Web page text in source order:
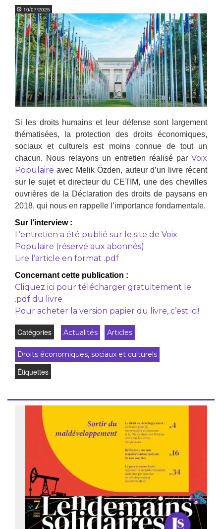
10/07/2025
Si les droits humains et leur défense sont largement
thématisées, la protection des droits économiques,
sociaux et culturels est moins connue de tout un
chacun. Nous relayons un entretien réalisé parVoix
Populaire avec Melik Özden, auteur d’un livre récent
sur le sujet et directeur du CETIM, une des chevilles
ouvrières de la Déclaration des droits de paysans en
2018, qui nous en rappelle l’importance fondamentale.
Sur l’interview :
L’entretien a été publié sur le site de Voix
Populaire (réservé aux abonnés)
Lire l’article en format .pdf
Concernant cette publication :
Cliquez ici pour télécharger gratuitement le
.pdf du livre
Pour acheter la version papier du livre, c’est ici!
Catégories Actualités Articles
Droits économiques, sociaux et culturels
Étiquettes